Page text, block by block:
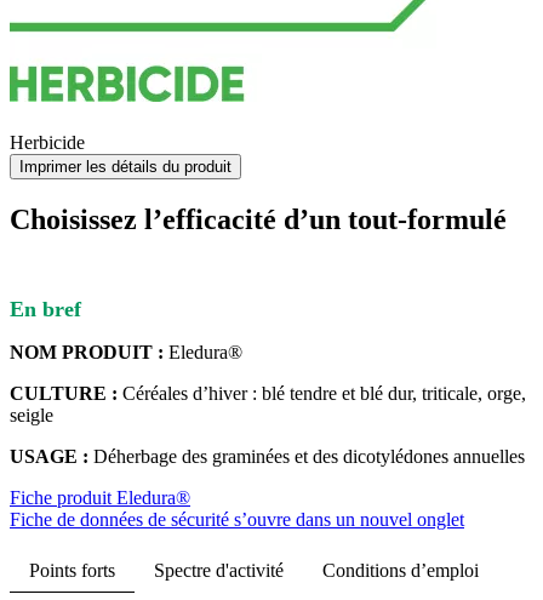
Herbicide
Imprimer les détails du produit
Choisissez l’efficacité d’un tout-formulé
En bref
NOM PRODUIT : Eledura®
CULTURE : Céréales d’hiver : blé tendre et blé dur, triticale, orge,
seigle
USAGE : Déherbage des graminées et des dicotylédones annuelles
Fiche produit Eledura®
Fiche de données de sécurité s’ouvre dans un nouvel onglet
Points forts Spectre d'activité Conditions d’emploi